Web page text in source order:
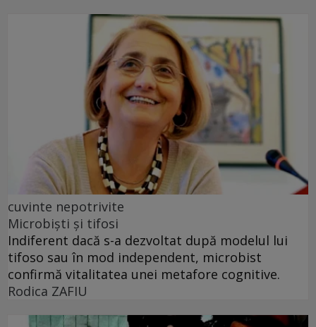
cuvinte nepotrivite
Microbiști și tifosi
Indiferent dacă s-a dezvoltat după modelul lui
tifoso sau în mod independent, microbist
confirmă vitalitatea unei metafore cognitive.
Rodica ZAFIU